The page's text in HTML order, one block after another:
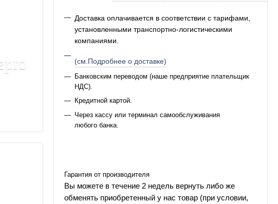
Доставка оплачивается в соответствии с тарифами,
установленными транспортно-логистическими
компаниями.
(см.Подробнее о доставке)
Банковским переводом (наше предприятие плательщик
НДС).
Кредитной картой.
Через кассу или терминал самообслуживания
любого банка.
Гарантия от производителя
Вы можете в течение 2 недель вернуть либо же
обменять приобретенный у нас товар (при условии,